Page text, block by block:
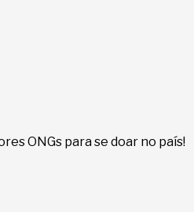
ONGs para se doar no país!